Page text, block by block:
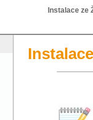
Instalace ze